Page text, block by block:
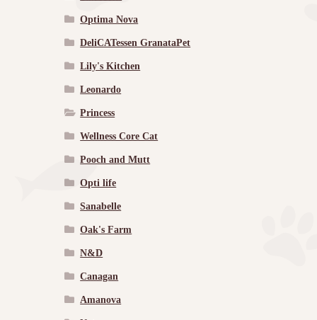
Optima Nova
DeliCATessen GranataPet
Lily's Kitchen
Leonardo
Princess
Wellness Core Cat
Pooch and Mutt
Opti life
Sanabelle
Oak's Farm
N&D
Canagan
Amanova